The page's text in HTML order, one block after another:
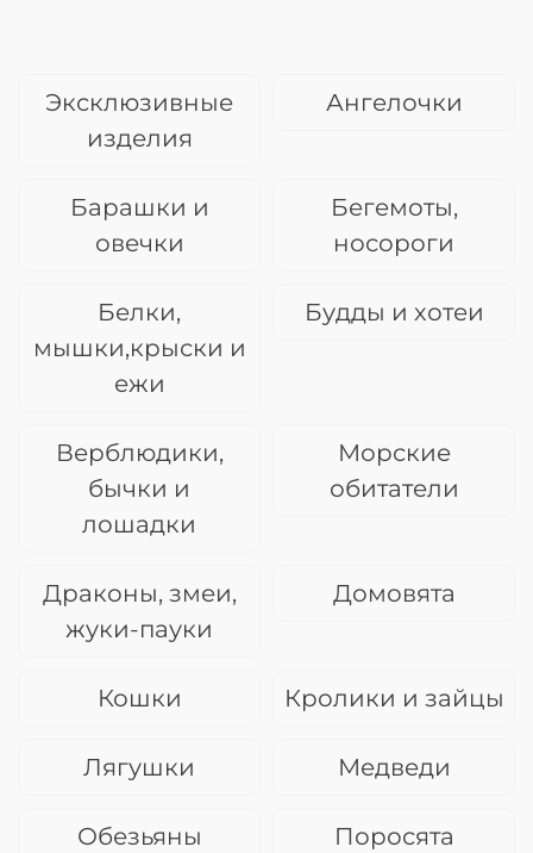
Эксклюзивные
изделия
Ангелочки
Барашки и
овечки
Бегемоты,
носороги
Белки,
мышки,крыски и
ежи
Будды и хотеи
Верблюдики,
бычки и
лошадки
Морские
обитатели
Драконы, змеи,
жуки-пауки
Домовята
Кошки Кролики и зайцы
Лягушки Медведи
Обезьяны Поросята